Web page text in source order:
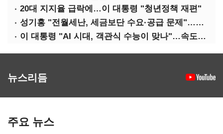
20대 지지율 급락에…이 대통령 "청년정책 재편"
성기홍 "전월세난, 세금보단 수요·공급 문제"…닥공 시사
이 대통령 "AI 시대, 객관식 수능이 맞나"…속도전 '경계'
뉴스리듬
주요 뉴스